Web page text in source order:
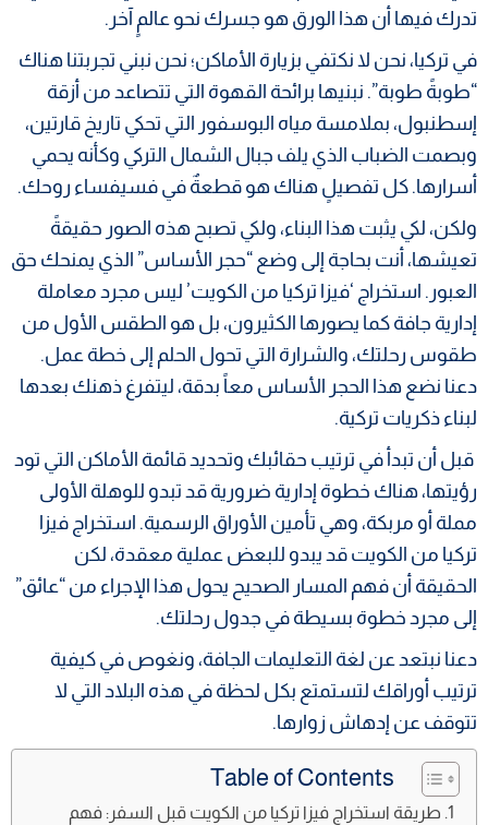
تدرك فيها أن هذا الورق هو جسرك نحو عالمٍ آخر.
في تركيا، نحن لا نكتفي بزيارة الأماكن؛ نحن نبني تجربتنا هناك
“طوبةً طوبة”. نبنيها برائحة القهوة التي تتصاعد من أزقة
إسطنبول، بملامسة مياه البوسفور التي تحكي تاريخ قارتين،
وبصمت الضباب الذي يلف جبال الشمال التركي وكأنه يحمي
أسرارها. كل تفصيلٍ هناك هو قطعةٌ في فسيفساء روحك.
ولكن، لكي يثبت هذا البناء، ولكي تصبح هذه الصور حقيقةً
تعيشها، أنت بحاجة إلى وضع “حجر الأساس” الذي يمنحك حق
العبور. استخراج ‘فيزا تركيا من الكويت’ ليس مجرد معاملة
إدارية جافة كما يصورها الكثيرون، بل هو الطقس الأول من
طقوس رحلتك، والشرارة التي تحول الحلم إلى خطة عمل.
دعنا نضع هذا الحجر الأساس معاً بدقة، ليتفرغ ذهنك بعدها
لبناء ذكريات تركية.
قبل أن تبدأ في ترتيب حقائبك وتحديد قائمة الأماكن التي تود
رؤيتها، هناك خطوة إدارية ضرورية قد تبدو للوهلة الأولى
مملة أو مربكة، وهي تأمين الأوراق الرسمية. استخراج فيزا
تركيا من الكويت قد يبدو للبعض عملية معقدة، لكن
الحقيقة أن فهم المسار الصحيح يحول هذا الإجراء من “عائق”
إلى مجرد خطوة بسيطة في جدول رحلتك.
دعنا نبتعد عن لغة التعليمات الجافة، ونغوص في كيفية
ترتيب أوراقك لتستمتع بكل لحظة في هذه البلاد التي لا
تتوقف عن إدهاش زوارها.
Table of Contents
طريقة استخراج فيزا تركيا من الكويت قبل السفر: فهم